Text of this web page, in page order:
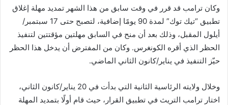
وكان ترامب قد قرر في وقت سابق من هذا الشهر تمديد مهلة إغلاق
تطبيق “تيك توك” لمدة 90 يومًا إضافية، لتصبح حتى 17 سبتمبر/
أيلول المقبل، وذلك بعد أن منح في السابق مهلتين مؤقتتين لتنفيذ
الحظر الذي أقره الكونغرس. وكان من المفترض أن يدخل هذا الحظر
حيّز التنفيذ في يناير/كانون الثاني الماضي.
وخلال ولايته الرئاسية الثانية التي بدأت في 20 يناير/كانون الثاني،
اختار ترامب التريث في تطبيق القرار، حيث قام أولًا بتمديد المهلة